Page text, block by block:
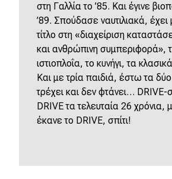
στη Γαλλία το ’85. Και έγινε
’89. Σπούδασε ναυτιλιακά, έχει
τίτλο στη «διαχείριση
και ανθρώπινη συμπεριφορά»,
ιστιοπλοΐα, το κυνήγι, τα
Kαι με τρία παιδιά, έστω τα
τρέχει και δεν φτάνει… DRIVE-
DRIVE τα τελευταία 26 χρόνια,
έκανε το DRIVE, σπίτι!